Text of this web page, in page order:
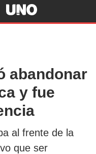
abandonar
y fue
al frente de la
que ser